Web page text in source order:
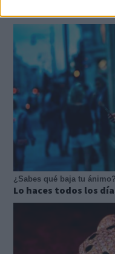
¿Sabes qué baja tu ánimo?
Lo haces todos los